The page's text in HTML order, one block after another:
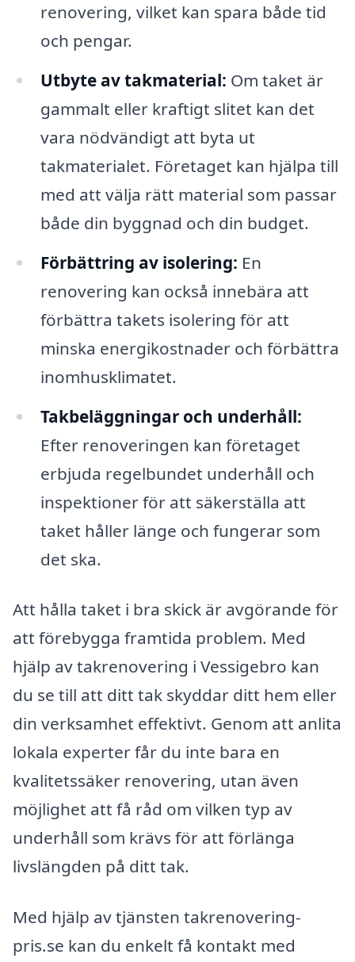
renovering, vilket kan spara både tid
och pengar.
Utbyte av takmaterial: Om taket är
gammalt eller kraftigt slitet kan det
vara nödvändigt att byta ut
takmaterialet. Företaget kan hjälpa till
med att välja rätt material som passar
både din byggnad och din budget.
Förbättring av isolering: En
renovering kan också innebära att
förbättra takets isolering för att
minska energikostnader och förbättra
inomhusklimatet.
Takbeläggningar och underhåll:
Efter renoveringen kan företaget
erbjuda regelbundet underhåll och
inspektioner för att säkerställa att
taket håller länge och fungerar som
det ska.
Att hålla taket i bra skick är avgörande för
att förebygga framtida problem. Med
hjälp av takrenovering i Vessigebro kan
du se till att ditt tak skyddar ditt hem eller
din verksamhet effektivt. Genom att anlita
lokala experter får du inte bara en
kvalitetssäker renovering, utan även
möjlighet att få råd om vilken typ av
underhåll som krävs för att förlänga
livslängden på ditt tak.
Med hjälp av tjänsten takrenovering-
pris.se kan du enkelt få kontakt med